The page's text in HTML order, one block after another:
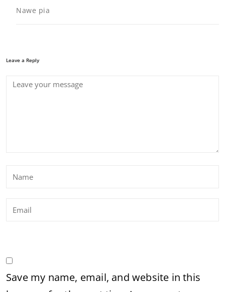
Nawe pia
Leave a Reply
Save my name, email, and website in this